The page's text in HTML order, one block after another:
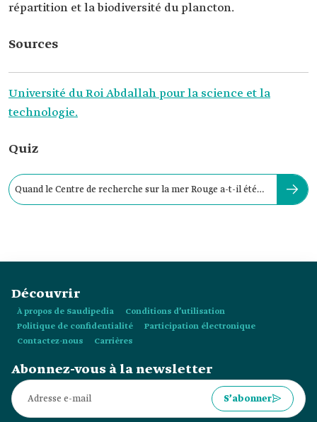
répartition et la biodiversité du plancton.
Sources
Université du Roi Abdallah pour la science et la
technologie.
Quiz
Quand le Centre de recherche sur la mer Rouge a-t-il été
Découvrir
À propos de Saudipedia
Conditions d’utilisation
Politique de confidentialité
Participation électronique
Contactez-nous
Carrières
Abonnez-vous à la newsletter
S’abonner